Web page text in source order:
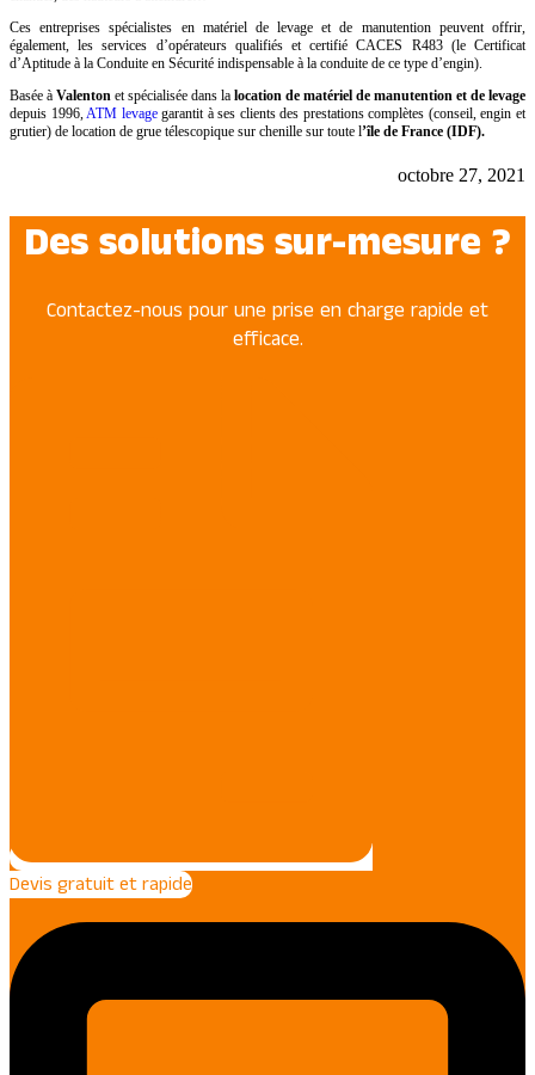
Ces entreprises spécialistes en matériel de levage et de manutention peuvent offrir,
également, les services d’opérateurs qualifiés et certifié CACES R483 (le Certificat
d’Aptitude à la Conduite en Sécurité indispensable à la conduite de ce type d’engin).
Basée à Valenton et spécialisée dans la location de matériel de manutention et de levage
depuis 1996,ATM levagegarantit à ses clients des prestations complètes (conseil, engin et
grutier) de location de grue télescopique sur chenille sur toute l’île de France (IDF).
octobre 27, 2021
Des solutions sur-mesure ?
Contactez-nous pour une prise en charge rapide et
efficace.
Devis gratuit et rapide